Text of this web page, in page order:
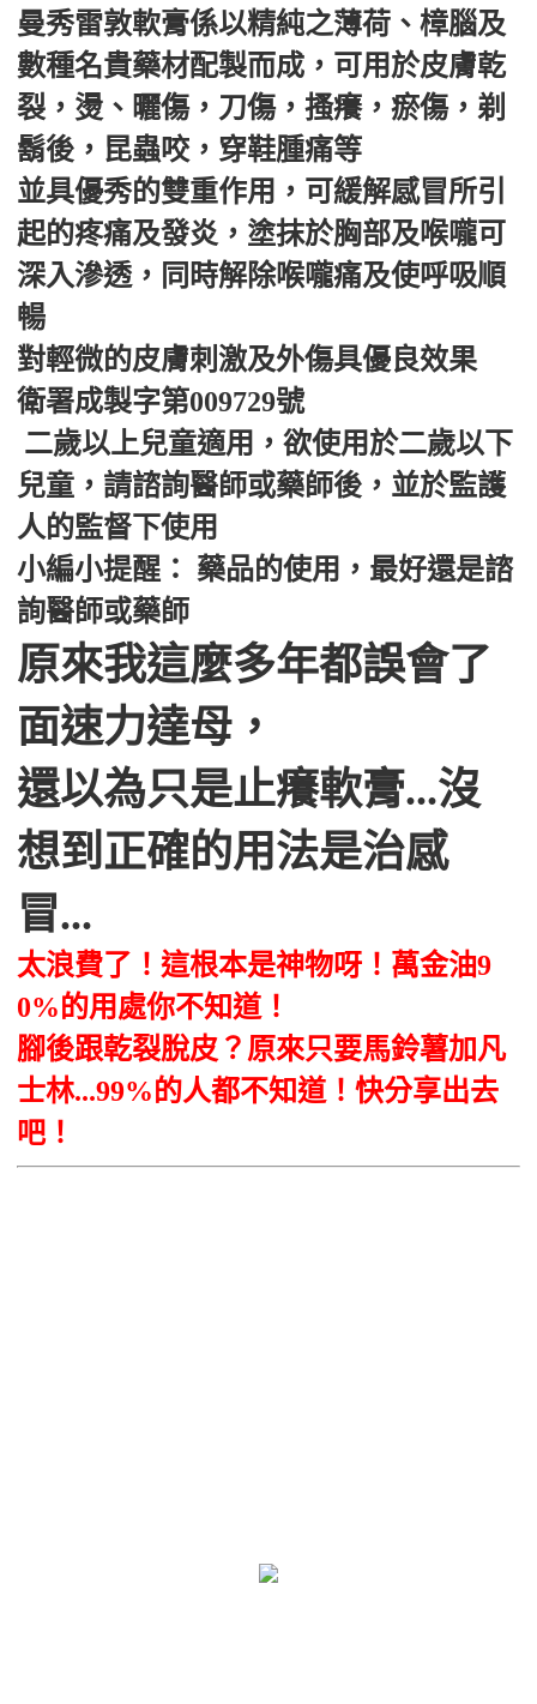
曼秀雷敦軟膏係以精純之薄荷、樟腦及
數種名貴藥材配製而成，可用於皮膚乾
裂，燙、曬傷，刀傷，搔癢，瘀傷，剃
鬍後，昆蟲咬，穿鞋腫痛等
並具優秀的雙重作用，可緩解感冒所引
起的疼痛及發炎，塗抹於胸部及喉嚨可
深入滲透，同時解除喉嚨痛及使呼吸順
暢
對輕微的皮膚刺激及外傷具優良效果
衛署成製字第009729號
二歲以上兒童適用，欲使用於二歲以下
兒童，請諮詢醫師或藥師後，並於監護
人的監督下使用
小編小提醒： 藥品的使用，最好還是諮
詢醫師或藥師
原來我這麼多年都誤會了
面速力達母，
還以為只是止癢軟膏...沒
想到正確的用法是治感
冒...
太浪費了！這根本是神物呀！萬金油9
0%的用處你不知道！
腳後跟乾裂脫皮？原來只要馬鈴薯加凡
士林...99%的人都不知道！快分享出去
吧！